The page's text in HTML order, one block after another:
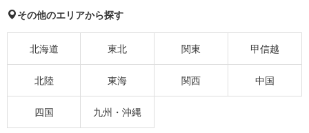
その他のエリアから探す
北海道 東北 関東 甲信越
北陸 東海 関西 中国
四国 九州・沖縄